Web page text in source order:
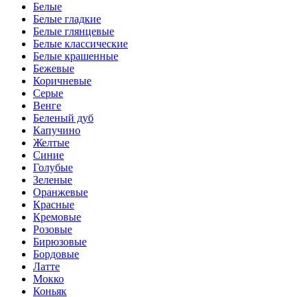
Белые
Белые гладкие
Белые глянцевые
Белые классические
Белые крашенные
Бежевые
Коричневые
Серые
Венге
Беленый дуб
Капучино
Желтые
Синие
Голубые
Зеленые
Оранжевые
Красные
Кремовые
Розовые
Бирюзовые
Бордовые
Латте
Мокко
Коньяк